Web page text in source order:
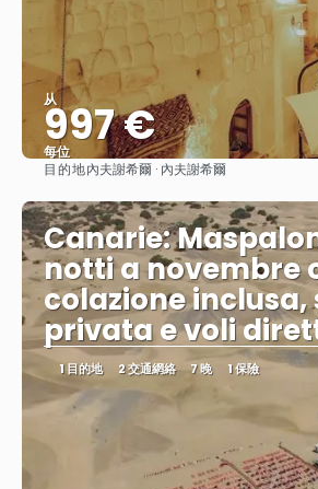
从
997 €
每位
目的地內夫謝希爾 · 內夫謝希爾
Canarie:
notti a novembre
colazione
privata e voli
1 目的地 2 交通網絡 7 晚 1 保險